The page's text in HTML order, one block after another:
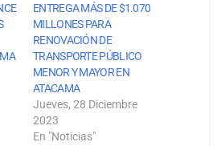
ENTREGA MÁS DE $1.070
MILLONES PARA
RENOVACIÓN DE
TRANSPORTE PÚBLICO
MENOR Y MAYOR EN
ATACAMA
Jueves, 28 Diciembre
2023
En "Noticias"